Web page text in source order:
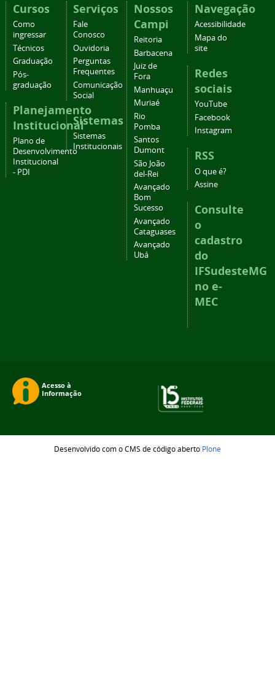
Cursos
Como
ingressar
Técnicos
Graduação
Pós-
graduação
Planejamento
Institucional
Plano de
Desenvolvimento
Institucional
- PDI
Serviços
Fale
Conosco
Ouvidoria
Perguntas
Frequentes
Comunicação
Social
Sistemas
Sistemas
Institucionais
Nossos
Campi
Reitoria
Barbacena
Juiz de
Fora
Manhuaçu
Muriaé
Rio
Pomba
Santos
Dumont
São João
del-Rei
Avançado
Bom
Sucesso
Avançado
Cataguases
Avançado
Ubá
Navegação
Acessibilidade
Mapa do
site
Redes
sociais
YouTube
Facebook
Instagram
RSS
O que é?
Assine
Consulte
o
cadastro
do
IFSudesteMG
no e-
MEC
Desenvolvido com o CMS de código aberto Plone